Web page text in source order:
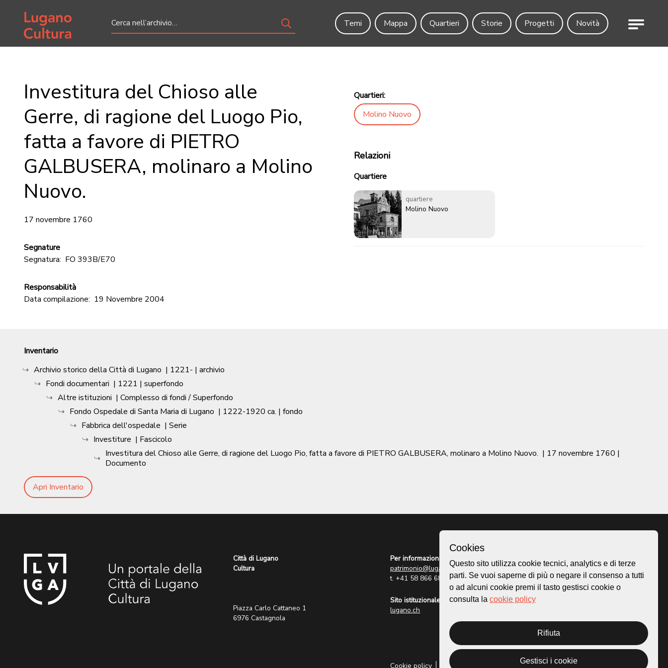
Home page
Temi
Mappa Quartieri Storie Progetti Novità Menu
Investitura del Chioso alle
Gerre, di ragione del Luogo Pio,
fatta a favore di PIETRO
GALBUSERA, molinaro a Molino
Nuovo.
17 novembre 1760
Segnature
Segnatura: FO 393B/E70
Responsabilità
Data compilazione: 19 Novembre 2004
Quartieri:
Molino Nuovo
Relazioni
Quartiere
quartiere
Molino Nuovo
Inventario
Archivio storico della Città di Lugano | 1221- | archivio
Fondi documentari | 1221 | superfondo
Altre istituzioni | Complesso di fondi / Superfondo
Fondo Ospedale di Santa Maria di Lugano | 1222-1920 ca. | fondo
Fabbrica dell'ospedale | Serie
Investiture | Fascicolo
Investitura del Chioso alle Gerre, di ragione del Luogo Pio, fatta a favore di PIETRO GALBUSERA, molinaro a Molino Nuovo. | 17 novembre 1760 |
Documento
Apri Inventario
Città di Lugano
Cultura
Piazza Carlo Cattaneo 1
6976 Castagnola
Per informazioni:
patrimonio@lugano.ch
t. +41 58 866 68 50
Sito istituzionale:
lugano.ch
Cookie policy Privacy Policy
Homepage
Mappa
Storie
Cookies
Questo sito utilizza cookie tecnici, analytics e di terze
parti. Se vuoi saperne di più o negare il consenso a tutti
o ad alcuni cookie premi il tasto gestisci cookie o
consulta la cookie policy
Rifiuta
Gestisci i cookie